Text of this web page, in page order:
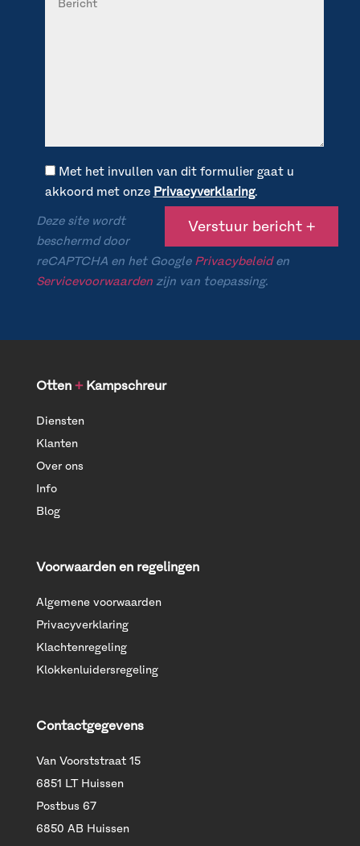
Met het invullen van dit formulier gaat u
akkoord met onze Privacyverklaring.
Deze site wordt
beschermd door
reCAPTCHA en het Google Privacybeleiden
Servicevoorwaardenzijn van toepassing.
Otten +Kampschreur
Diensten
Klanten
Over ons
Info
Blog
Voorwaarden en regelingen
Algemene voorwaarden
Privacyverklaring
Klachtenregeling
Klokkenluidersregeling
Contactgegevens
Van Voorststraat 15
6851 LT Huissen
Postbus 67
6850 AB Huissen